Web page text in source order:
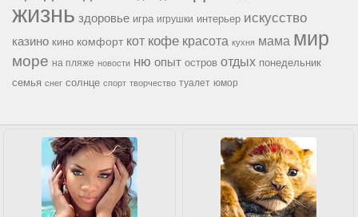
жизнь здоровье игра игрушки интерьер искусство
казино кино комфорт кот кофе красота кухня мама мир
море на пляже новости ню опыт остров отдых понедельник
семья снег солнце спорт творчество туалет юмор